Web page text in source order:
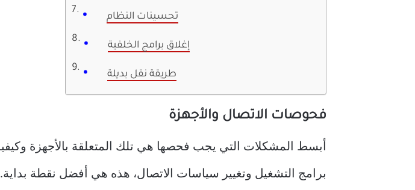
تحسينات النظام
إغلاق برامج الخلفية
طريقة نقل بديلة
فحوصات الاتصال والأجهزة
برامج التشغيل وتغيير سياسات الاتصال، هذه هي أفضل نقطة بداية.